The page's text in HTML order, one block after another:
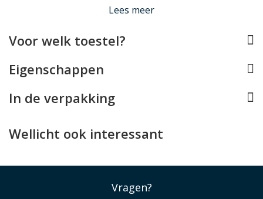
De Galaxy A32 5G case biedt functionele bergruimte.
groter steekvak voor briefgeld en bonnetjes.
Lees meer
Voor welk toestel?
Eigenschappen
In de verpakking
Wellicht ook interessant
Vragen?